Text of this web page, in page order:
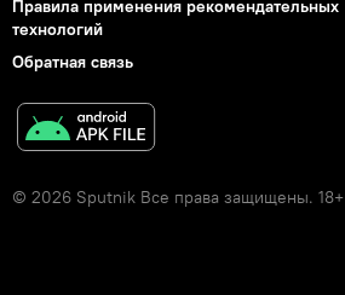
Правила применения рекомендательных
технологий
Обратная связь
© 2026 Sputnik Все права защищены. 18+